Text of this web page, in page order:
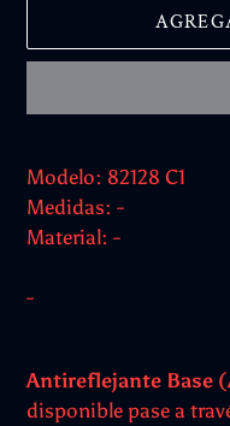
el
producto
a
Modelo: 82128 C1
Medidas: -
Material: -
-
Antireflejante Base
disponible pase a